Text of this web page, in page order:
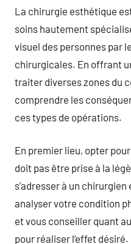
La chirurgie esthétique
soins hautement
visuel des personnes par
chirurgicales. En offrant
traiter diverses zones du
comprendre les
ces types de opérations.
En premier lieu, opter
doit pas être prise à la
s’adresser à un
analyser votre condition
et vous conseiller quant
pour réaliser l’effet désiré.